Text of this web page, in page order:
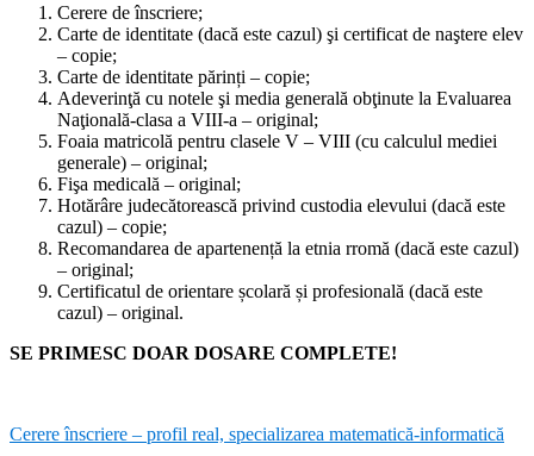
Cerere de înscriere;
Carte de identitate (dacă este cazul) şi certificat de naştere elev
– copie;
Carte de identitate părinți – copie;
Adeverinţă cu notele şi media generală obţinute la Evaluarea
Naţională-clasa a VIII-a – original;
Foaia matricolă pentru clasele V – VIII (cu calculul mediei
generale) – original;
Fişa medicală – original;
Hotărâre judecătorească privind custodia elevului (dacă este
cazul) – copie;
Recomandarea de apartenență la etnia rromă (dacă este cazul)
– original;
Certificatul de orientare școlară și profesională (dacă este
cazul) – original.
SE PRIMESC DOAR DOSARE COMPLETE!
Cerere înscriere – profil real, specializarea matematică-informatică